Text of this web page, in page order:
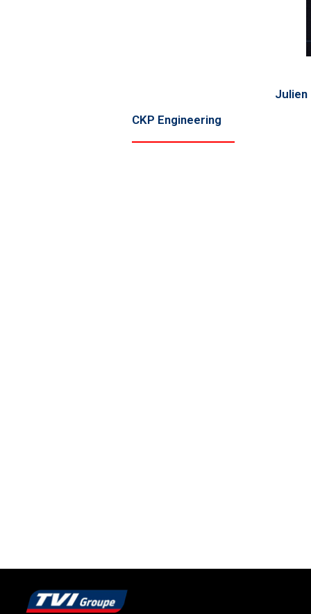
Julien
CKP Engineering